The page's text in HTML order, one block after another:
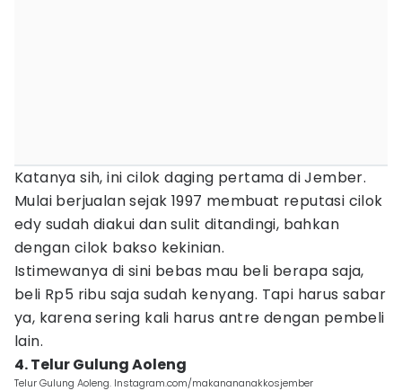
Katanya sih, ini cilok daging pertama di Jember.
Mulai berjualan sejak 1997 membuat reputasi cilok
edy sudah diakui dan sulit ditandingi, bahkan
dengan cilok bakso kekinian.
Istimewanya di sini bebas mau beli berapa saja,
beli Rp5 ribu saja sudah kenyang. Tapi harus sabar
ya, karena sering kali harus antre dengan pembeli
lain.
4. Telur Gulung Aoleng
Telur Gulung Aoleng. Instagram.com/makanananakkosjember